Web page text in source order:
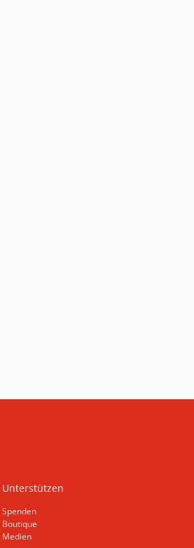
Unterstützen
Spenden
Boutique
Medien